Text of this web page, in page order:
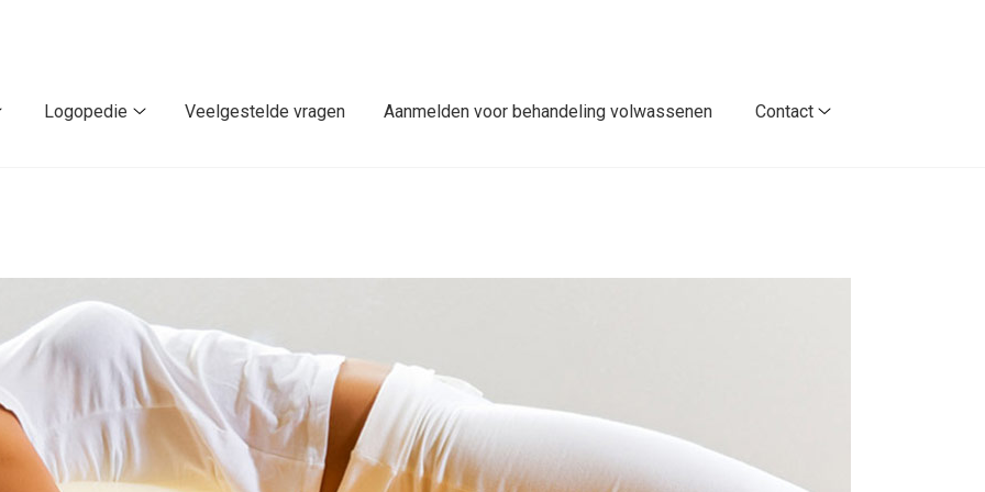
Logopedie
Veelgestelde vragen Aanmelden voor behandeling volwassenen
Contact